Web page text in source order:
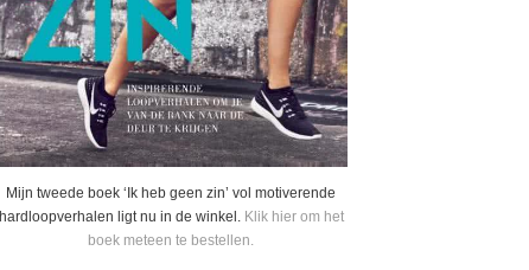
Mijn tweede boek ‘Ik heb geen zin’ vol motiverende
hardloopverhalen ligt nu in de winkel. Klik hier om het
boek meteen te bestellen.